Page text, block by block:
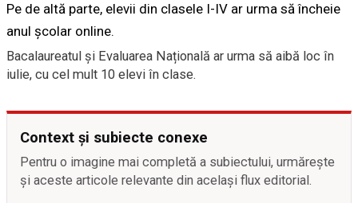
Pe de altă parte, elevii din clasele I-IV ar urma să încheie
anul școlar online.
Bacalaureatul și Evaluarea Națională ar urma să aibă loc în
iulie, cu cel mult 10 elevi în clase.
Context și subiecte conexe
Pentru o imagine mai completă a subiectului, urmărește
și aceste articole relevante din același flux editorial.